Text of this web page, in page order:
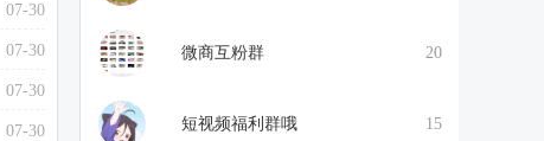
07-30
07-30
07-30
07-30
微商互粉群 20
短视频福利群哦 15